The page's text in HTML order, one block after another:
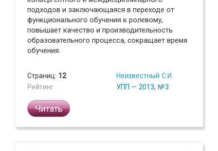
подходов и заключающаяся в переходе от
функционального обучения к ролевому,
повышает качество и производительность
образовательного процесса, сокращает время
обучения.
Страниц: 12
Рейтинг:
Неизвестный С.И.
УПП — 2013, №3
Читать